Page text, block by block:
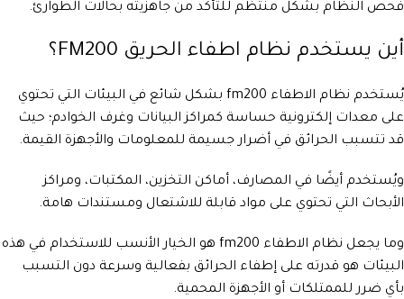
فحص النظام بشكل منتظم للتأكد من جاهزيته بحالات الطوارئ.
أين يستخدم نظام اطفاء الحريق FM200؟
يُستخدم نظام الاطفاء fm200 بشكل شائع في البيئات التي تحتوي
على معدات إلكترونية حساسة كمراكز البيانات وغرف الخوادم؛ حيث
قد تتسبب الحرائق في أضرار جسيمة للمعلومات والأجهزة القيمة.
ويُستخدم أيضًا في المصارف، أماكن التخزين، المكتبات، ومراكز
الأبحاث التي تحتوي على مواد قابلة للاشتعال ومستندات هامة.
وما يجعل نظام الاطفاء fm200 هو الخيار الأنسب للاستخدام في هذه
البيئات هو قدرته على إطفاء الحرائق بفعالية وسرعة دون التسبب
بأي ضرر للممتلكات أو الأجهزة المحمية.